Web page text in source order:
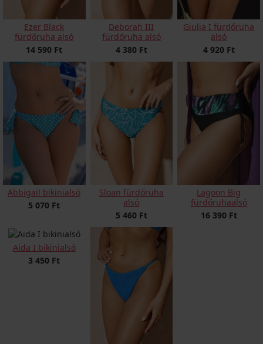
Ezer Black
fürdőruha alsó
14 590 Ft
Deborah III
fürdőruha alsó
4 380 Ft
Giulia I fürdőruha
alsó
4 920 Ft
Abbigail bikinialsó
5 070 Ft
Sloan fürdőruha
alsó
5 460 Ft
Lagoon Big
fürdőruhaalsó
16 390 Ft
Aida I bikinialsó
3 450 Ft